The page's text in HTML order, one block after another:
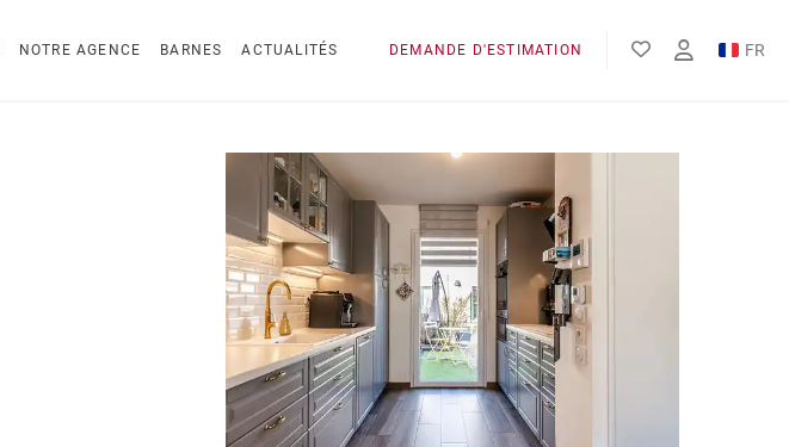
NOTRE AGENCE BARNES ACTUALITÉS DEMANDE D'ESTIMATION
FR